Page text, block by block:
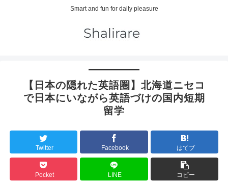
Smart and fun for daily pleasure
【日本の隠れた英語圏】北海道ニセコ
で日本にいながら英語づけの国内短期
留学
Twitter Facebook はてブ
Pocket LINE コピー